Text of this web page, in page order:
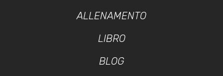
ALLENAMENTO
LIBRO
BLOG